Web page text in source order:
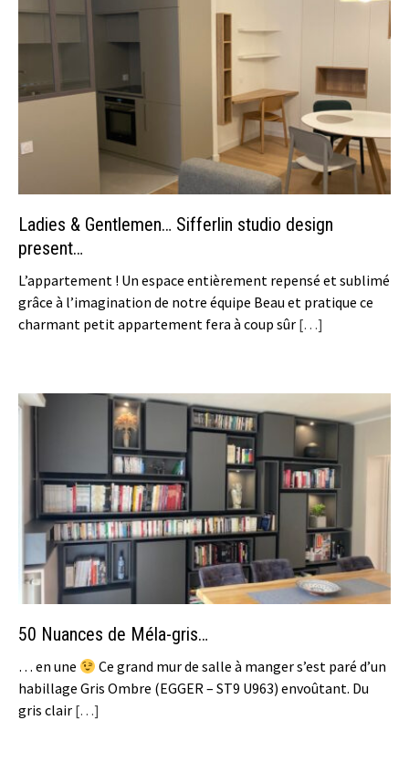
Ladies & Gentlemen… Sifferlin studio design
present…
L’appartement ! Un espace entièrement repensé et sublimé
grâce à l’imagination de notre équipe Beau et pratique ce
charmant petit appartement fera à coup sûr […]
50 Nuances de Méla-gris…
… en une
Ce grand mur de salle à manger s’est paré d’un
habillage Gris Ombre (EGGER – ST9 U963) envoûtant. Du
gris clair […]